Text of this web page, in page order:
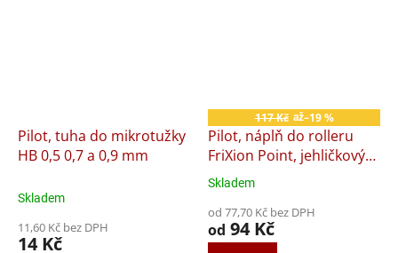
Pilot, tuha do mikrotužky
HB 0,5 0,7 a 0,9 mm
Skladem
11,60 Kč bez DPH
14 Kč
117 Kč až–19 %
Pilot, náplň do rolleru
FriXion Point, jehličkový
hrot, 3 ks
Průměrné
produktu
je
Skladem
od 77,70 Kč bez DPH
od 94 Kč